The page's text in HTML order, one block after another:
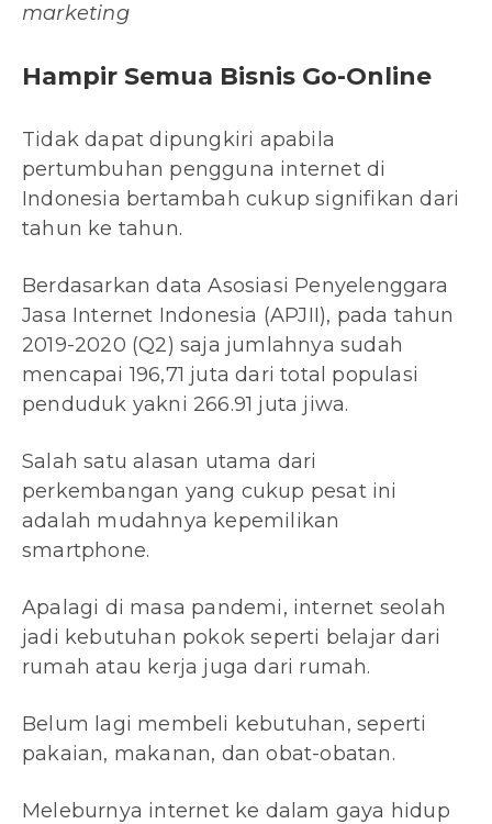
marketing
Hampir Semua Bisnis Go-Online
Tidak dapat dipungkiri apabila
pertumbuhan pengguna internet di
Indonesia bertambah cukup signifikan dari
tahun ke tahun.
Berdasarkan data Asosiasi Penyelenggara
Jasa Internet Indonesia (APJII), pada tahun
2019-2020 (Q2) saja jumlahnya sudah
mencapai 196,71 juta dari total populasi
penduduk yakni 266.91 juta jiwa.
Salah satu alasan utama dari
perkembangan yang cukup pesat ini
adalah mudahnya kepemilikan
smartphone.
Apalagi di masa pandemi, internet seolah
jadi kebutuhan pokok seperti belajar dari
rumah atau kerja juga dari rumah.
Belum lagi membeli kebutuhan, seperti
pakaian, makanan, dan obat-obatan.
Meleburnya internet ke dalam gaya hidup